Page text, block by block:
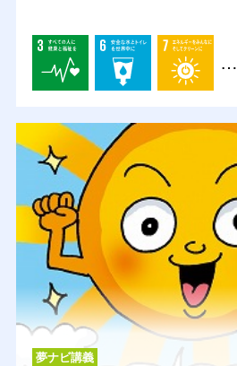
…
夢ナビ講義